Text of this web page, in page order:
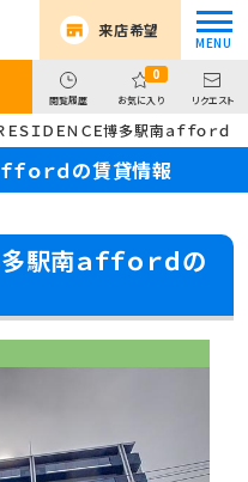
来店希望
閲覧履歴
0
お気に入り リクエスト
ＥＳＩＤＥＮＣＥ博多駅南ａｆｆｏｒｄ
ｆｏｒｄの賃貸情報
駅南ａｆｆｏｒｄの